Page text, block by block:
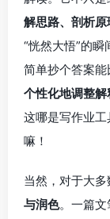
解思路、剖析原
“恍然大悟”的
简单抄个答案能
个性化地调整
这哪是写作业
嘛！
当然，对于大
与润色。一篇